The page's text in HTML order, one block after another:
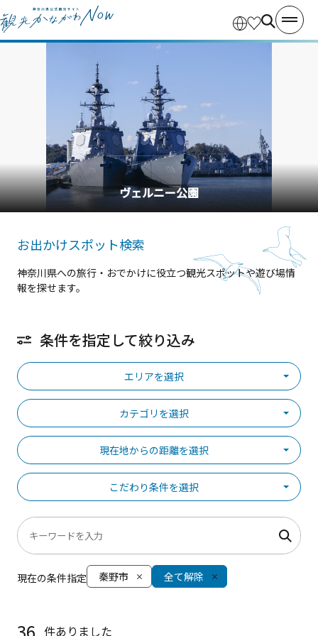
横浜中華街
お出かけスポット検索
神奈川県への旅行・おでかけに役立つ観光スポットや遊び場情
報を探せます。
条件を指定して絞り込み
エリアを選択
カテゴリを選択
現在地からの距離を選択
こだわり条件を選択
現在の条件指定 秦野市 全て解除
件ありました